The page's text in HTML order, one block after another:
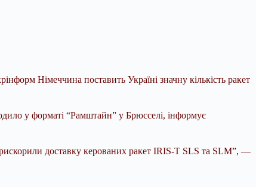
Німеччина поставить Україні значну кількість ракет
у форматі “Рамштайн” у Брюсселі, інформує
доставку керованих ракет IRIS-T SLS та SLM”, —